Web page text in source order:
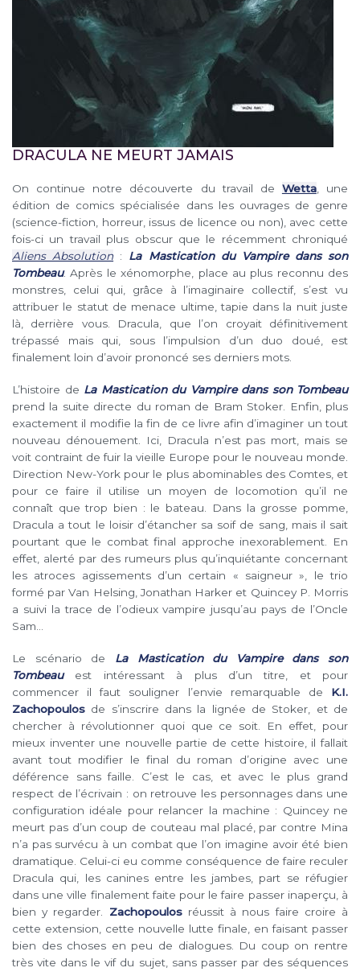
DRACULA NE MEURT JAMAIS
On continue notre découverte du travail de Wetta, une
édition de comics spécialisée dans les ouvrages de genre
(science-fiction, horreur, issus de licence ou non), avec cette
fois-ci un travail plus obscur que le récemment chroniqué
Aliens Absolution : La Mastication du Vampire dans son
Tombeau. Après le xénomorphe, place au plus reconnu des
monstres, celui qui, grâce à l’imaginaire collectif, s’est vu
attribuer le statut de menace ultime, tapie dans la nuit juste
là, derrière vous. Dracula, que l’on croyait définitivement
trépassé mais qui, sous l’impulsion d’un duo doué, est
finalement loin d’avoir prononcé ses derniers mots.
L’histoire de La Mastication du Vampire dans son Tombeau
prend la suite directe du roman de Bram Stoker. Enfin, plus
exactement il modifie la fin de ce livre afin d’imaginer un tout
nouveau dénouement. Ici, Dracula n’est pas mort, mais se
voit contraint de fuir la vieille Europe pour le nouveau monde.
Direction New-York pour le plus abominables des Comtes, et
pour ce faire il utilise un moyen de locomotion qu’il ne
connaît que trop bien : le bateau. Dans la grosse pomme,
Dracula a tout le loisir d’étancher sa soif de sang, mais il sait
pourtant que le combat final approche inexorablement. En
effet, alerté par des rumeurs plus qu’inquiétante concernant
les atroces agissements d’un certain « saigneur », le trio
formé par Van Helsing, Jonathan Harker et Quincey P. Morris
a suivi la trace de l’odieux vampire jusqu’au pays de l’Oncle
Sam…
Le scénario de La Mastication du Vampire dans son
Tombeauest intéressant à plus d’un titre, et pour
commencer il faut souligner l’envie remarquable de K.I.
Zachopoulos de s’inscrire dans la lignée de Stoker, et de
chercher à révolutionner quoi que ce soit. En effet, pour
mieux inventer une nouvelle partie de cette histoire, il fallait
avant tout modifier le final du roman d’origine avec une
déférence sans faille. C’est le cas, et avec le plus grand
respect de l’écrivain : on retrouve les personnages dans une
configuration idéale pour relancer la machine : Quincey ne
meurt pas d’un coup de couteau mal placé, par contre Mina
n’a pas survécu à un combat que l’on imagine avoir été bien
dramatique. Celui-ci eu comme conséquence de faire reculer
Dracula qui, les canines entre les jambes, part se réfugier
dans une ville finalement faite pour le faire passer inaperçu, à
bien y regarder. Zachopoulosréussit à nous faire croire à
cette extension, cette nouvelle lutte finale, en faisant passer
bien des choses en peu de dialogues. Du coup on rentre
très vite dans le vif du sujet, sans passer par des séquences